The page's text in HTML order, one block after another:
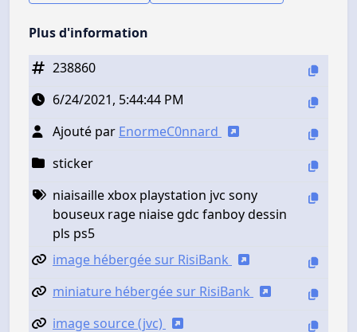
Plus d'information
238860
6/24/2021, 5:44:44 PM
Ajouté par EnormeC0nnard
sticker
niaisaille xbox playstation jvc sony
bouseux rage niaise gdc fanboy dessin
pls ps5
image hébergée sur RisiBank
miniature hébergée sur RisiBank
image source (jvc)